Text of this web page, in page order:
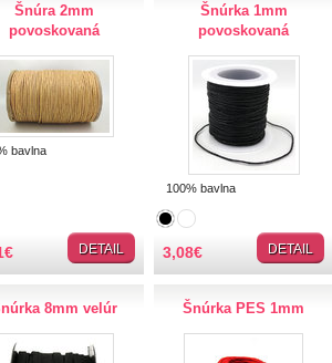
Šnúra 2mm
povoskovaná
bavlna
€ DETAIL
Šnúrka 1mm
povoskovaná
100% bavlna
3,08€ DETAIL
8mm velúr Šnúrka PES 1mm